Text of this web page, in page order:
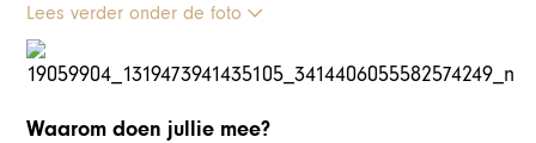
Lees verder onder de foto
Waarom doen jullie mee?